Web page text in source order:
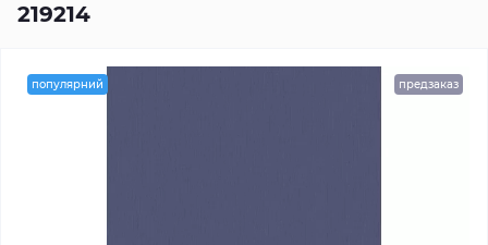
219214
популярний предзаказ